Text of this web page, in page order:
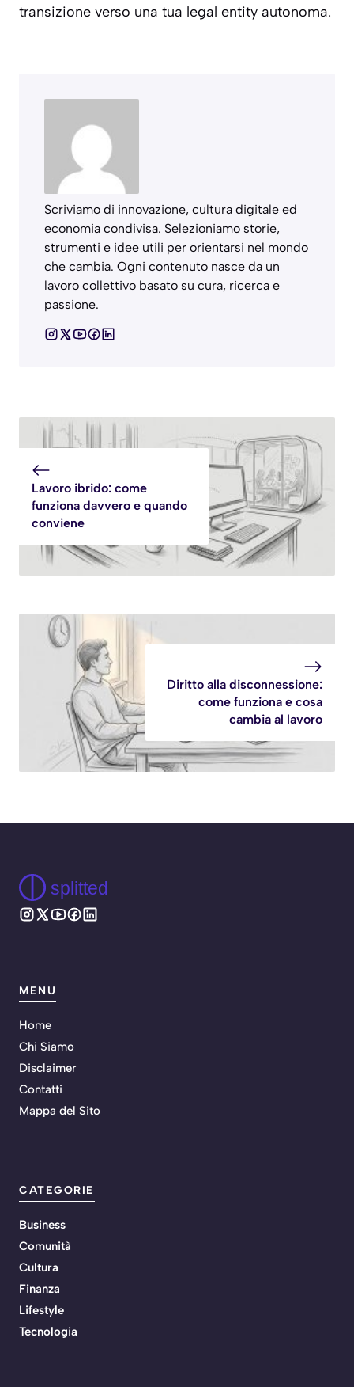
transizione verso una tua legal entity autonoma.
Scriviamo di innovazione, cultura digitale ed
economia condivisa. Selezioniamo storie,
strumenti e idee utili per orientarsi nel mondo
che cambia. Ogni contenuto nasce da un
lavoro collettivo basato su cura, ricerca e
passione.
Lavoro ibrido: come
funziona davvero e quando
conviene
Diritto alla disconnessione:
come funziona e cosa
cambia al lavoro
splitted
MENU
Home
Chi Siamo
Disclaimer
Contatti
Mappa del Sito
CATEGORIE
Business
Comunità
Cultura
Finanza
Lifestyle
Tecnologia